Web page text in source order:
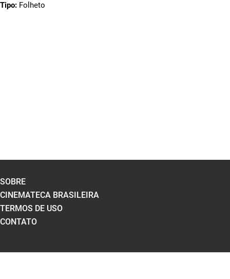
Tipo: Folheto
SOBRE
CINEMATECA BRASILEIRA
TERMOS DE USO
CONTATO